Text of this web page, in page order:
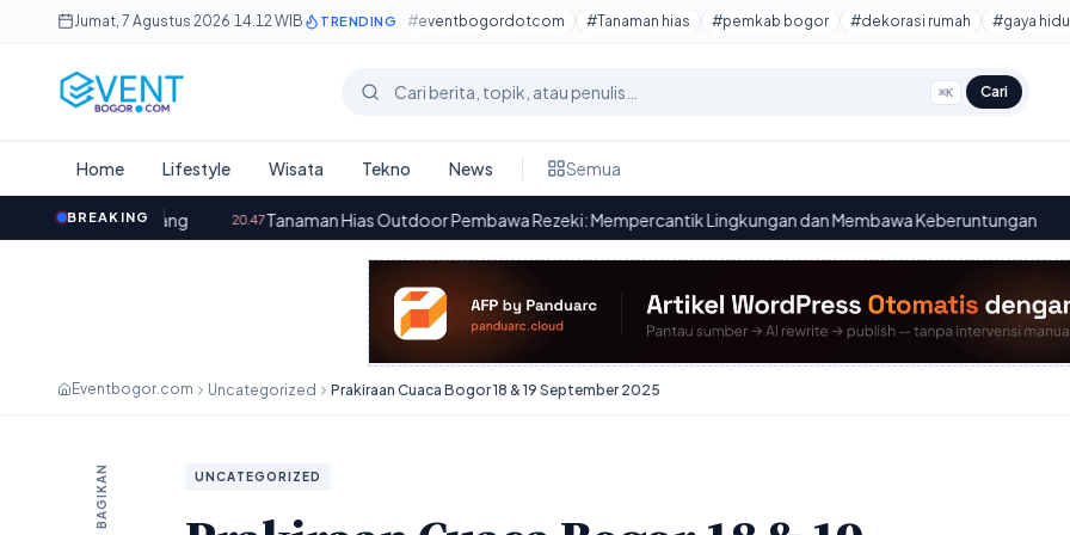
Lewati ke konten utama
Jumat, 7 Agustus 2026·14.12 WIB TRENDING #eventbogordotcom #Tanaman hias #pemkab bogor #dekorasi rumah #gaya
Cari berita ⌘K Cari
Home Lifestyle Wisata Tekno News Semua
BREAKING
20.47Tanaman Hias Outdoor Pembawa Rezeki: Mempercantik Lingkungan dan Membawa Keberuntungan· 19.50Rekayasa
Eventbogor.com Uncategorized Prakiraan Cuaca Bogor 18 & 19 September 2025
BAGIKAN UNCATEGORIZED